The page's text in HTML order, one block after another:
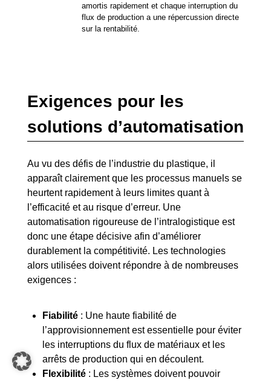
amortis rapidement et chaque interruption du
flux de production a une répercussion directe
sur la rentabilité.
Exigences pour les
solutions d’automatisation
Au vu des défis de l’industrie du plastique, il
apparaît clairement que les processus manuels se
heurtent rapidement à leurs limites quant à
l’efficacité et au risque d’erreur. Une
automatisation rigoureuse de l’intralogistique est
donc une étape décisive afin d’améliorer
durablement la compétitivité. Les technologies
alors utilisées doivent répondre à de nombreuses
exigences :
Fiabilité : Une haute fiabilité de
l’approvisionnement est essentielle pour éviter
les interruptions du flux de matériaux et les
arrêts de production qui en découlent.
Flexibilité : Les systèmes doivent pouvoir